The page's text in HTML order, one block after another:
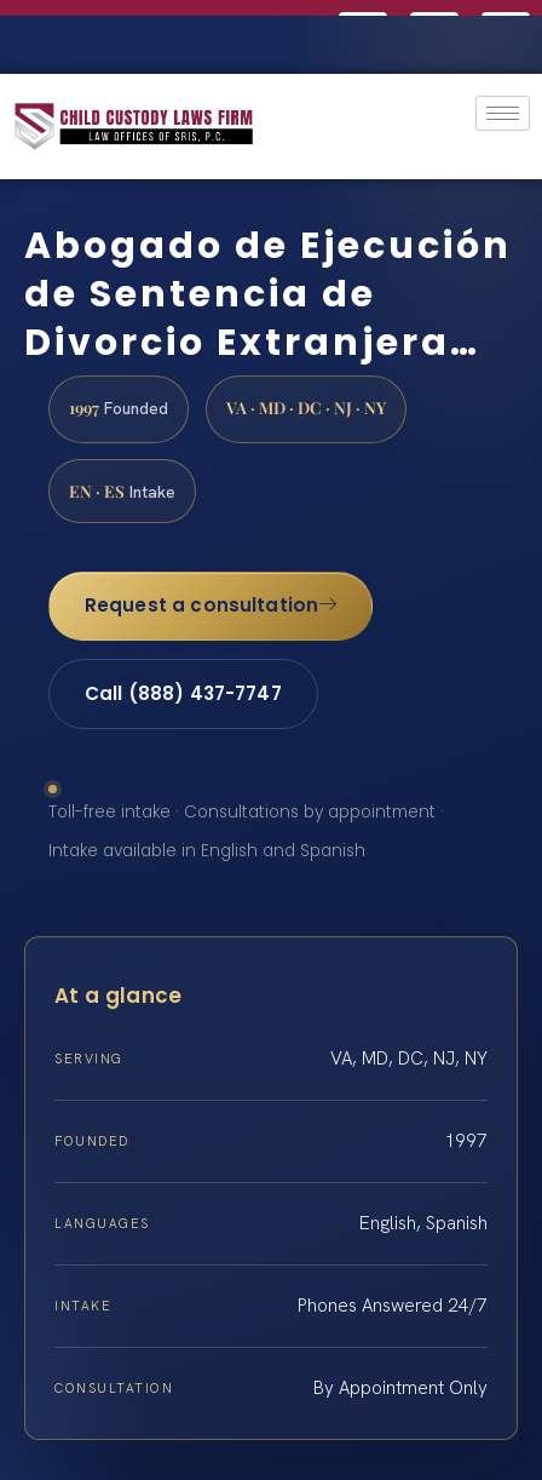
Abogado de Ejecución
de Sentencia de
Divorcio Extranjera…
1997 Founded VA · MD · DC · NJ · NY
EN · ES Intake
Request a consultation
Call (888) 437-7747
Toll-free intake · Consultations by appointment ·
Intake available in English and Spanish
At a glance
SERVING VA, MD, DC, NJ, NY
FOUNDED 1997
LANGUAGES English, Spanish
INTAKE Phones Answered 24/7
CONSULTATION By Appointment Only